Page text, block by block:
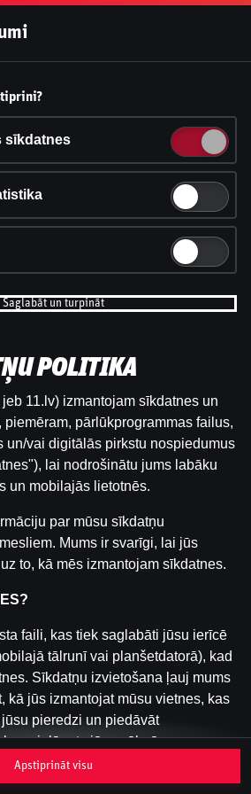
demo versija. Lūdzu,
lai spēlētu ar īstu naudu.
Pieslēgties
pieņemt sīkdatnes?
3 dažādu veidu sīkdatnes: obligāti
un statistikas, reklāmas.
un informācija
sīkdatnes
Saglabāt un turpināt
POLITIKA
11.lv) izmantojam sīkdatnes un
piemēram, pārlūkprogrammas failus,
un/vai digitālās pirkstu nospiedumus
lai nodrošinātu jums labāku
un mobilajās lietotnēs.
par mūsu sīkdatņu
Mums ir svarīgi, lai jūs
to, kā mēs izmantojam sīkdatnes.
faili, kas tiek saglabāti jūsu ierīcē
tālrunī vai planšetdatorā), kad
Sīkdatņu izvietošana ļauj mums
kā jūs izmantojat mūsu vietnes, kas
pieredzi un piedāvāt
pielāgots jūsu vēlmēm.
(tā sauktas "sesijas sīkdatnes")
Apstiprināt visu